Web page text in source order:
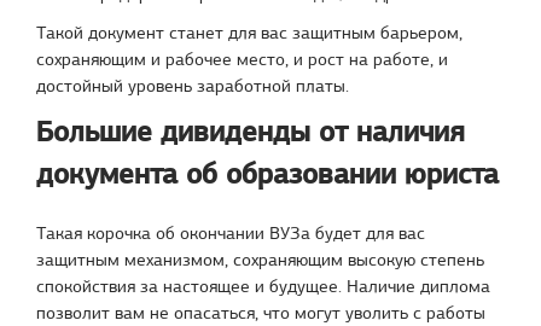
Такой документ станет для вас защитным барьером,
сохраняющим и рабочее место, и рост на работе, и
достойный уровень заработной платы.
Большие дивиденды от наличия
документа об образовании юриста
Такая корочка об окончании ВУЗа будет для вас
защитным механизмом, сохраняющим высокую степень
спокойствия за настоящее и будущее. Наличие диплома
позволит вам не опасаться, что могут уволить с работы